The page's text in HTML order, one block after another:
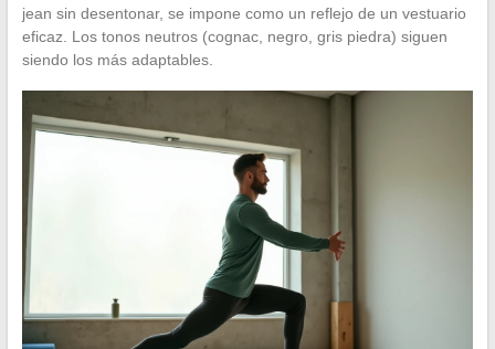
jean sin desentonar, se impone como un reflejo de un vestuario
eficaz. Los tonos neutros (cognac, negro, gris piedra) siguen
siendo los más adaptables.